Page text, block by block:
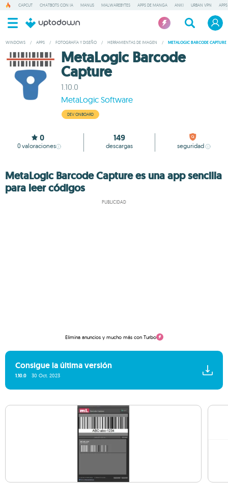
CAPCUT CHATBOTS CON IA MANUS MALWAREBYTES APPS DE MANGA ANKI URBAN VPN
WINDOWS / APPS / FOTOGRAFÍA Y DISEÑO / HERRAMIENTAS DE IMAGEN / METALOGIC BARCODE CAPTURE
MetaLogic Barcode
Capture
1.10.0
MetaLogic Software
DEV ONBOARD
0
0 valoraciones
149
descargas seguridad
MetaLogic Barcode Capture es una app sencilla
para leer códigos
PUBLICIDAD
Elimina anuncios y mucho más con Turbo
Consigue la última versión
1.10.0 30 Oct. 2023